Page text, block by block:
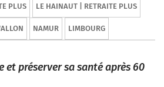
PLUS LE HAINAUT | RETRAITE PLUS
NAMUR LIMBOURG
et préserver sa santé après 60